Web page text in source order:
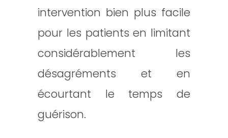
intervention bien plus facile
pour les patients en limitant
considérablement les
désagréments et en
écourtant le temps de
guérison.